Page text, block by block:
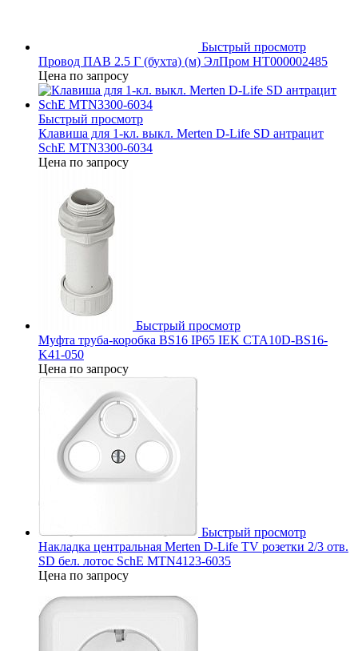
Быстрый просмотр
Провод ПАВ 2.5 Г (бухта) (м) ЭлПром НТ000002485
Цена по запросу
Быстрый просмотр
Клавиша для 1-кл. выкл. Merten D-Life SD антрацит
SchE MTN3300-6034
Цена по запросу
Быстрый просмотр
Муфта труба-коробка BS16 IP65 IEK CTA10D-BS16-
K41-050
Цена по запросу
Быстрый просмотр
Накладка центральная Merten D-Life TV розетки 2/3 отв.
SD бел. лотос SchE MTN4123-6035
Цена по запросу